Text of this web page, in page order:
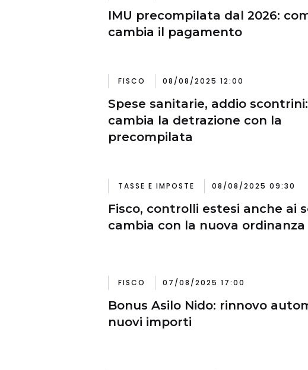
IMU precompilata dal 2026:
cambia il pagamento
FISCO 08/08/2025 12:00
Spese sanitarie, addio
cambia la detrazione con la
precompilata
TASSE E IMPOSTE 08/08/2025 09:30
Fisco, controlli estesi anche ai
cambia con la nuova ordinanza
FISCO 07/08/2025 17:00
Bonus Asilo Nido: rinnovo
nuovi importi